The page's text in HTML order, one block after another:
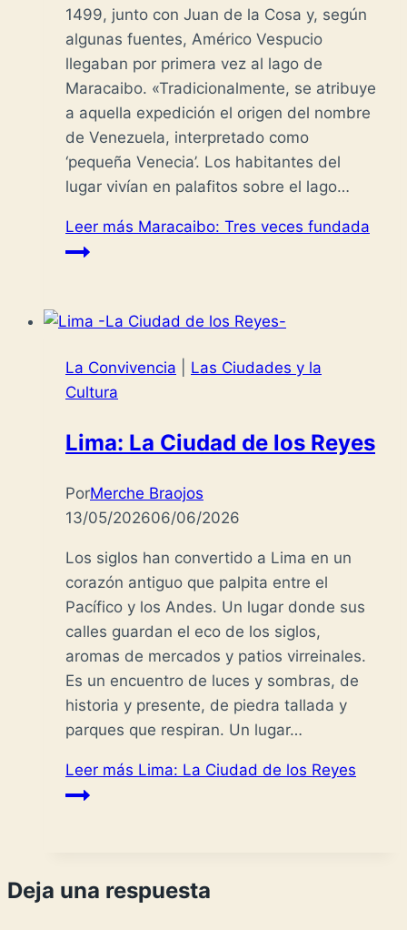
1499, junto con Juan de la Cosa y, según
algunas fuentes, Américo Vespucio
llegaban por primera vez al lago de
Maracaibo. «Tradicionalmente, se atribuye
a aquella expedición el origen del nombre
de Venezuela, interpretado como
‘pequeña Venecia’. Los habitantes del
lugar vivían en palafitos sobre el lago…
Leer más Maracaibo: Tres veces fundada
La Convivencia
Las Ciudades y la
Cultura
Lima: La Ciudad de los Reyes
PorMerche Braojos
13/05/202606/06/2026
Los siglos han convertido a Lima en un
corazón antiguo que palpita entre el
Pacífico y los Andes. Un lugar donde sus
calles guardan el eco de los siglos,
aromas de mercados y patios virreinales.
Es un encuentro de luces y sombras, de
historia y presente, de piedra tallada y
parques que respiran. Un lugar…
Leer más Lima: La Ciudad de los Reyes
Deja una respuesta